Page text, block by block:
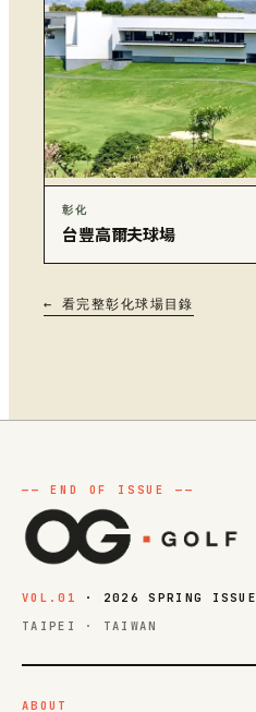
彰化
台豐高爾夫球場
← 看完整彰化球場目錄
VOL.01
· 2026 SPRING ISSUE
TAIPEI · TAIWAN
ABOUT